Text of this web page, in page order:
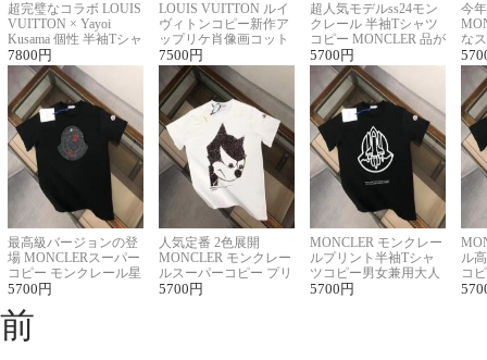
超完璧なコラボ LOUIS
VUITTON × Yayoi
Kusama 個性 半袖Tシャ
ツコピー男女兼用
7800 円
LOUIS VUITTON ルイ
ヴィトンコピー新作ア
ップリケ肖像画コット
ンニット半袖Tシャツ
7500 円
超人気モデルss24モン
クレール 半袖Tシャツ
コピー MONCLER 品が
良く見た目
5700 円
今
な
ル
最高級バージョンの登
場 MONCLERスーパー
コピー モンクレール星
座半袖Tシャツ
5700 円
人気定番 2色展開
MONCLER モンクレー
ルスーパーコピー プリ
ント半袖Tシャツ
5700 円
MONCLER モンクレー
ルプリント半袖Tシャ
ツコピー男女兼用大人
可愛い春夏コーデ
5700 円
ル
コ
ィ
前